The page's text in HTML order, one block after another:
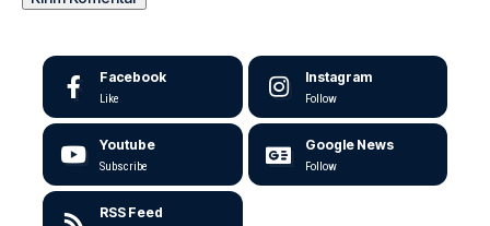
Facebook
Like
Instagram
Follow
Youtube
Subscribe
Google News
Follow
RSS Feed